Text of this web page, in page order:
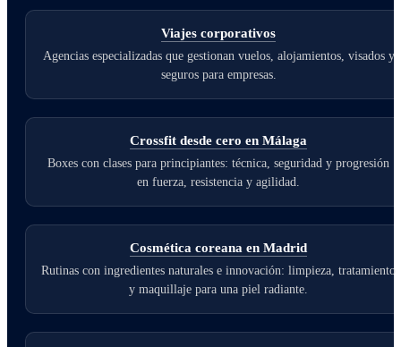
Viajes corporativos
Agencias especializadas que gestionan vuelos, alojamientos, visados y
seguros para empresas.
Crossfit desde cero en Málaga
Boxes con clases para principiantes: técnica, seguridad y progresión
en fuerza, resistencia y agilidad.
Cosmética coreana en Madrid
Rutinas con ingredientes naturales e innovación: limpieza, tratamiento
y maquillaje para una piel radiante.